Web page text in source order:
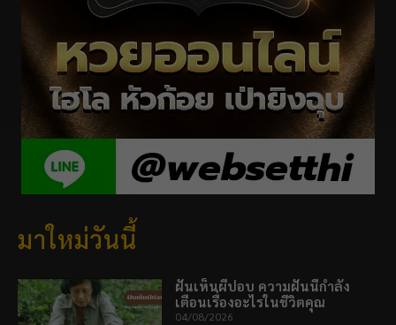
มาใหม่วันนี้
ฝันเห็นผีปอบ ความฝันนี้กำลัง
เตือนเรื่องอะไรในชีวิตคุณ
04/08/2026